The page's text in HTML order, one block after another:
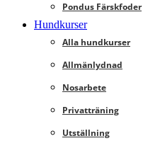
Pondus Färskfoder
Hundkurser
Alla hundkurser
Allmänlydnad
Nosarbete
Privatträning
Utställning